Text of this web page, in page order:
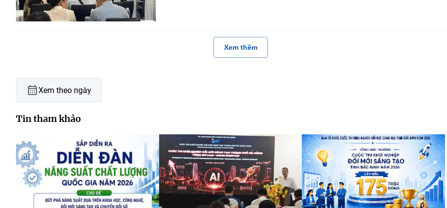
Xem thêm
Xem theo ngày
Tin tham khảo